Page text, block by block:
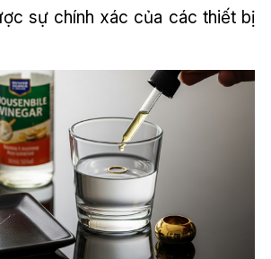
sự chính xác của các thiết bị